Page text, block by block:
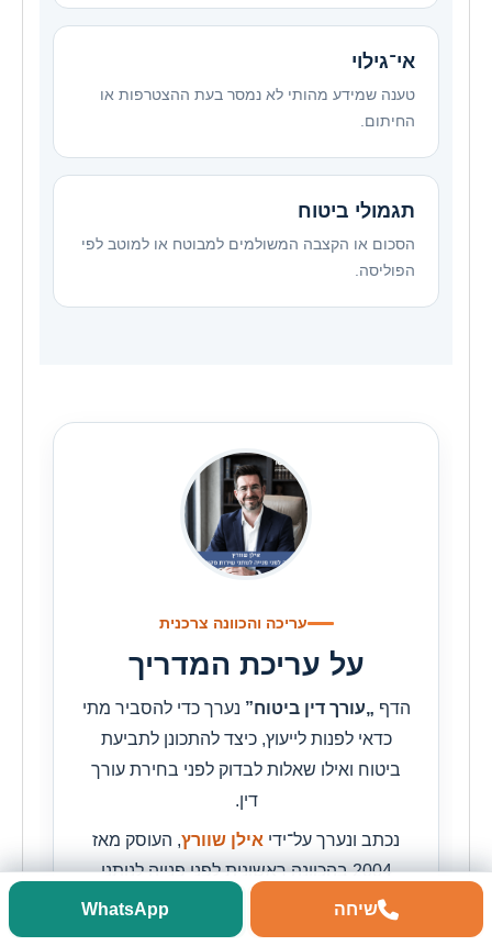
אי־גילוי
טענה שמידע מהותי לא נמסר בעת ההצטרפות או
החיתום.
תגמולי ביטוח
הסכום או הקצבה המשולמים למבוטח או למוטב לפי
הפוליסה.
עריכה והכוונה צרכנית
על עריכת המדריך
הדף „עורך דין ביטוח” נערך כדי להסביר מתי
כדאי לפנות לייעוץ, כיצד להתכונן לתביעת
ביטוח ואילו שאלות לבדוק לפני בחירת עורך
דין.
נכתב ונערך על־ידי אילן שוורץ, העוסק מאז
2004 בהכוונה ראשונית לפני פנייה לנותני
☎ שיחה WhatsApp שיחה WhatsApp